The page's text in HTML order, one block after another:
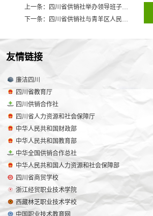
上一条：四川省供销社举办领导班子深入贯彻中央八项规定精神学习教育读书班
下一条：四川省供销社与青羊区人民政府签署战略合作协议
友情链接
廉洁四川
四川省教育厅
四川供销合作社
四川省人力资源和社会保障厅
中华人民共和国财政部
中华人民共和国教育部
中华全国供销合作总社
中华人民共和国人力资源和社会保障部
四川省商贸学校
浙江经贸职业技术学院
西藏林芝职业技术学校
中国职业技术教育网